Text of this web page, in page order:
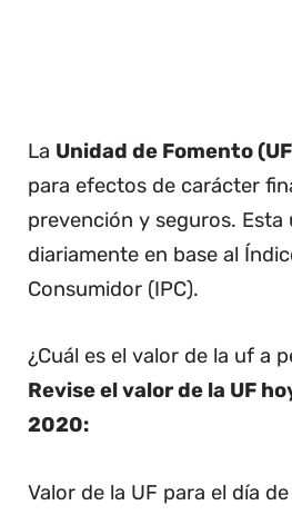
La Unidad de Fomento
para efectos de carácter
prevención y seguros. Esta
diariamente en base al
Consumidor (IPC).
¿Cuál es el valor de la uf a
Revise el valor de la UF
2020:
Valor de la UF para el día